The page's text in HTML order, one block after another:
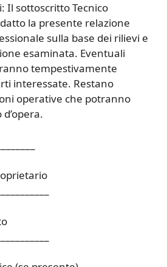
Il sottoscritto Tecnico
la presente relazione
sulla base dei rilievi e
esaminata. Eventuali
tempestivamente
interessate. Restano
operative che potranno